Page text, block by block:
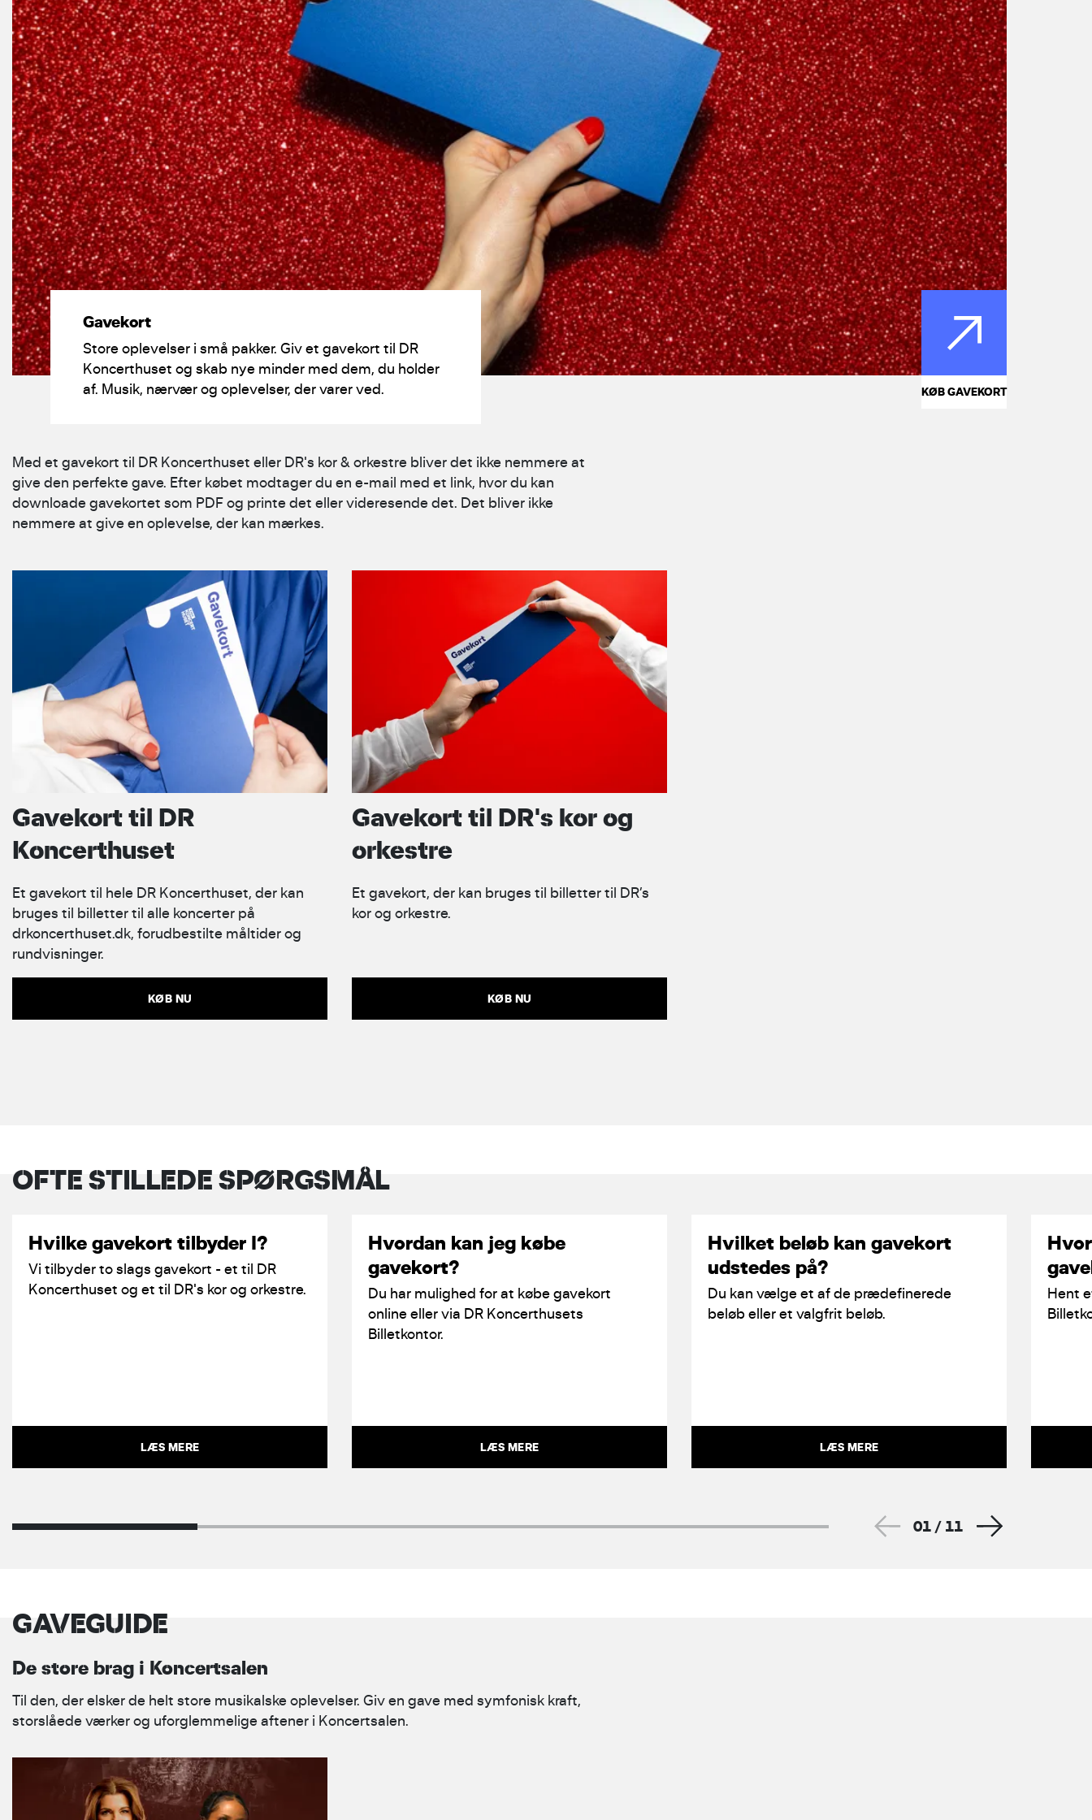
Gavekort
Store oplevelser i små pakker. Giv et gavekort til DR
Koncerthuset og skab nye minder med dem, du holder
af. Musik, nærvær og oplevelser, der varer ved.
KØB GAVEKORT
Med et gavekort til DR Koncerthuset eller DR's kor & orkestre bliver det ikke nemmere at
give den perfekte gave. Efter købet modtager du en e-mail med et link, hvor du kan
downloade gavekortet som PDF og printe det eller videresende det. Det bliver ikke
nemmere at give en oplevelse, der kan mærkes.
Gavekort til DR
Koncerthuset
Et gavekort til hele DR Koncerthuset, der kan
bruges til billetter til alle koncerter på
drkoncerthuset.dk, forudbestilte måltider og
rundvisninger.
KØB NU
Gavekort til DR's kor og
orkestre
Et gavekort, der kan bruges til billetter til DR’s
kor og orkestre.
KØB NU
OFTE STILLEDE SPØRGSMÅL
Hvilke gavekort tilbyder I?
Vi tilbyder to slags gavekort - et til DR
Koncerthuset og et til DR's kor og orkestre.
LÆS MERE
Hvordan kan jeg købe
gavekort?
Du har mulighed for at købe gavekort
online eller via DR Koncerthusets
Billetkontor.
LÆS MERE
Hvilket beløb kan gavekort
udstedes på?
Du kan vælge et af de prædefinerede
beløb eller et valgfrit beløb.
LÆS MERE
Hent
01 / 11
GAVEGUIDE
De store brag i Koncertsalen
Til den, der elsker de helt store musikalske oplevelser. Giv en gave med symfonisk kraft,
storslåede værker og uforglemmelige aftener i Koncertsalen.
A ROYAL EVENING AT THE